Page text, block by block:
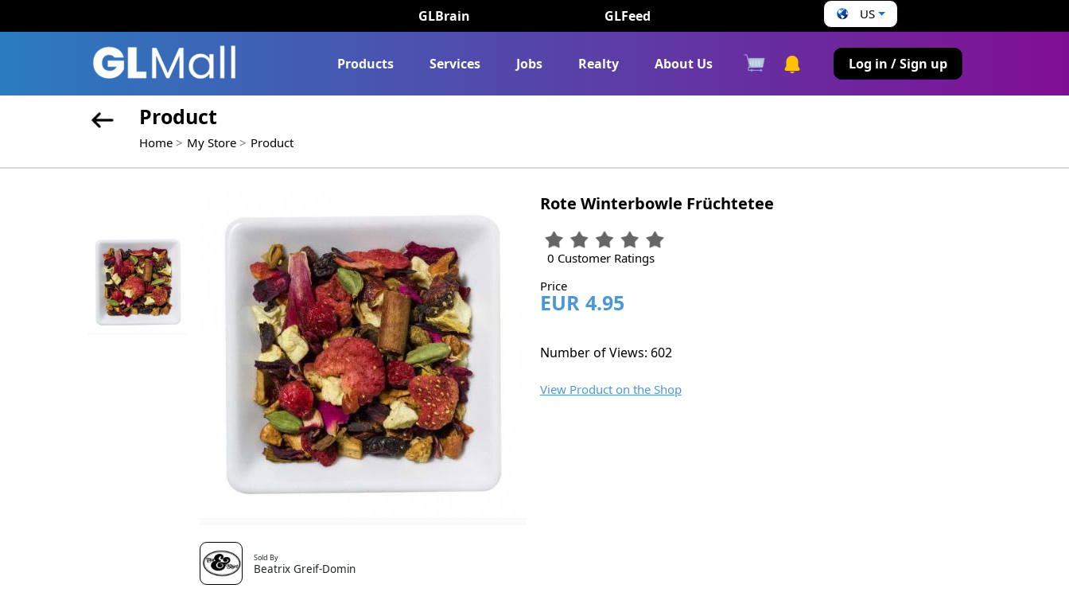
GLBrain GLFeed US
Products Services Jobs Realty About Us Log in / Sign up
Product
Home My Store Product
Sold By
Beatrix Greif-Domin
Rote Winterbowle Früchtetee
0 Customer Ratings
Price
EUR 4.95
Number of Views: 602
View Product on the Shop